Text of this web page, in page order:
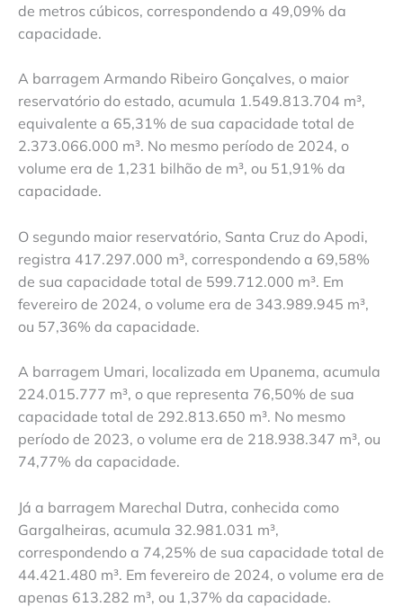
de metros cúbicos, correspondendo a 49,09% da
capacidade.
A barragem Armando Ribeiro Gonçalves, o maior
reservatório do estado, acumula 1.549.813.704 m³,
equivalente a 65,31% de sua capacidade total de
2.373.066.000 m³. No mesmo período de 2024, o
volume era de 1,231 bilhão de m³, ou 51,91% da
capacidade.
O segundo maior reservatório, Santa Cruz do Apodi,
registra 417.297.000 m³, correspondendo a 69,58%
de sua capacidade total de 599.712.000 m³. Em
fevereiro de 2024, o volume era de 343.989.945 m³,
ou 57,36% da capacidade.
A barragem Umari, localizada em Upanema, acumula
224.015.777 m³, o que representa 76,50% de sua
capacidade total de 292.813.650 m³. No mesmo
período de 2023, o volume era de 218.938.347 m³, ou
74,77% da capacidade.
Já a barragem Marechal Dutra, conhecida como
Gargalheiras, acumula 32.981.031 m³,
correspondendo a 74,25% de sua capacidade total de
44.421.480 m³. Em fevereiro de 2024, o volume era de
apenas 613.282 m³, ou 1,37% da capacidade.